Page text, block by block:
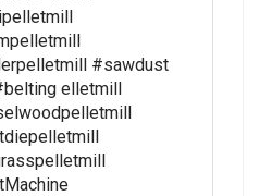
#sawdust
elletmill